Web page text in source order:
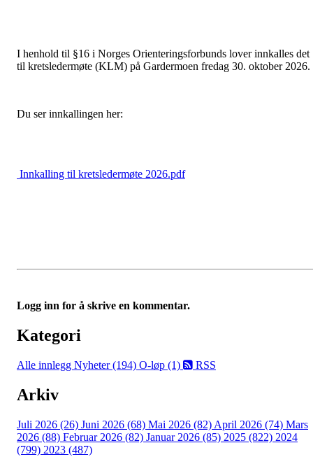
I henhold til §16 i Norges Orienteringsforbunds lover innkalles det
til kretsledermøte (KLM) på Gardermoen fredag 30. oktober 2026.
Du ser innkallingen her:
Innkalling til kretsledermøte 2026.pdf
Logg inn for å skrive en kommentar.
Kategori
Alle innlegg Nyheter (194) O-løp (1) RSS
Arkiv
Juli 2026 (26) Juni 2026 (68) Mai 2026 (82) April 2026 (74) Mars
2026 (88) Februar 2026 (82) Januar 2026 (85) 2025 (822) 2024
(799) 2023 (487)